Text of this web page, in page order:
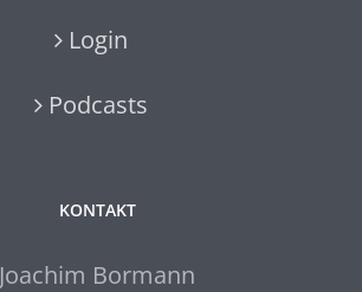
Login
Podcasts
KONTAKT
Joachim Bormann